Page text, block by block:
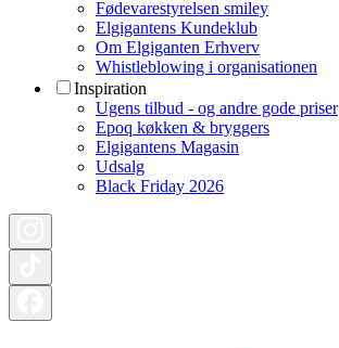
Fødevarestyrelsen smiley
Elgigantens Kundeklub
Om Elgiganten Erhverv
Whistleblowing i organisationen
Inspiration
Ugens tilbud - og andre gode priser
Epoq køkken & bryggers
Elgigantens Magasin
Udsalg
Black Friday 2026